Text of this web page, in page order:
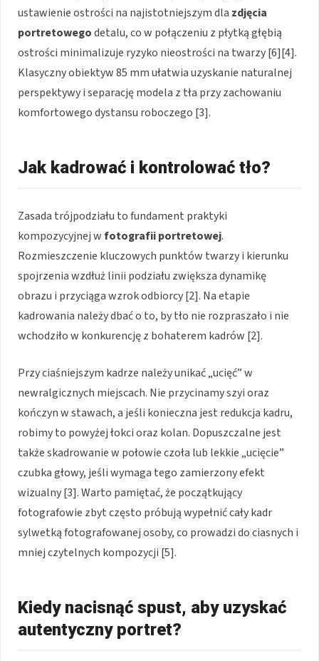
ustawienie ostrości na najistotniejszym dla zdjęcia
portretowegodetalu, co w połączeniu z płytką głębią
ostrości minimalizuje ryzyko nieostrości na twarzy [6][4].
Klasyczny obiektyw 85 mm ułatwia uzyskanie naturalnej
perspektywy i separację modela z tła przy zachowaniu
komfortowego dystansu roboczego [3].
Jak kadrować i kontrolować tło?
Zasada trójpodziału to fundament praktyki
kompozycyjnej wfotografii portretowej.
Rozmieszczenie kluczowych punktów twarzy i kierunku
spojrzenia wzdłuż linii podziału zwiększa dynamikę
obrazu i przyciąga wzrok odbiorcy [2]. Na etapie
kadrowania należy dbać o to, by tło nie rozpraszało i nie
wchodziło w konkurencję z bohaterem kadrów [2].
Przy ciaśniejszym kadrze należy unikać „ucięć” w
newralgicznych miejscach. Nie przycinamy szyi oraz
kończyn w stawach, a jeśli konieczna jest redukcja kadru,
robimy to powyżej łokci oraz kolan. Dopuszczalne jest
także skadrowanie w połowie czoła lub lekkie „ucięcie”
czubka głowy, jeśli wymaga tego zamierzony efekt
wizualny [3]. Warto pamiętać, że początkujący
fotografowie zbyt często próbują wypełnić cały kadr
sylwetką fotografowanej osoby, co prowadzi do ciasnych i
mniej czytelnych kompozycji [5].
Kiedy nacisnąć spust, aby uzyskać
autentyczny portret?